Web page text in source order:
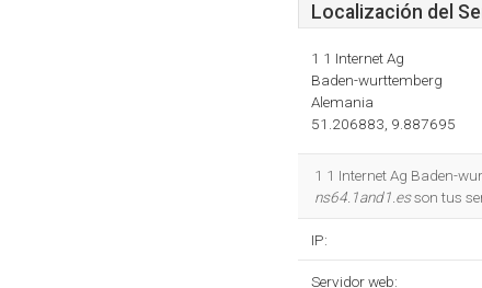
Localización del
1 1 Internet Ag
Baden-wurttemberg
Alemania
51.206883, 9.887695
1 1 Internet Ag Baden-
ns64.1and1.esson tus
IP:
Servidor web: